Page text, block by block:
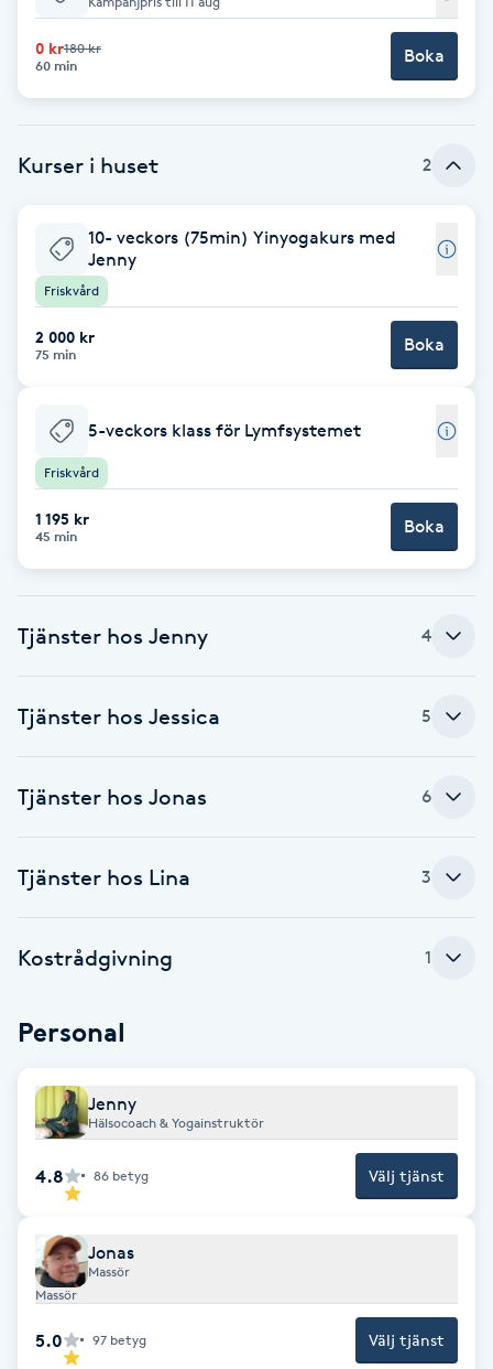
Babylights
Balayage
Bambumassage
Barnklippning
BIAB
Bottenfärg
Brynformning
Brynfärgning
Brynplockning
Bröllopsuppsättning
C
Celluliter
Coachning
D
Dermapen
Diamantslipning
Enzympeeling
Extensions
0 kr180 kr
60 min
Boka
Kurser i huset 2
10- veckors (75min) Yinyogakurs med
Jenny
Friskvård
2 000 kr
75 min Boka
5-veckors klass för Lymfsystemet
Friskvård
1 195 kr
45 min Boka
Tjänster hos Jenny 4
Tjänster hos Jessica 5
Tjänster hos Jonas 6
Tjänster hos Lina 3
Kostrådgivning 1
Personal
Jenny
Hälsocoach & Yogainstruktör
4.8 86 betyg Välj tjänst
Jonas
Massör
Massör
5.0 97 betyg Välj tjänst